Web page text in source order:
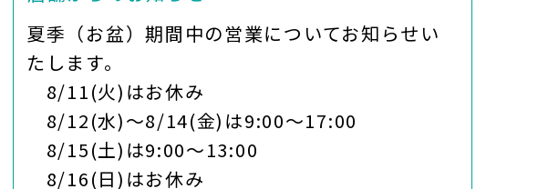
夏季（お盆）期間中の営業についてお知らせい
たします。
8/11(火)はお休み
8/12(水)～8/14(金)は9:00～17:00
8/15(土)は9:00～13:00
8/16(日)はお休み